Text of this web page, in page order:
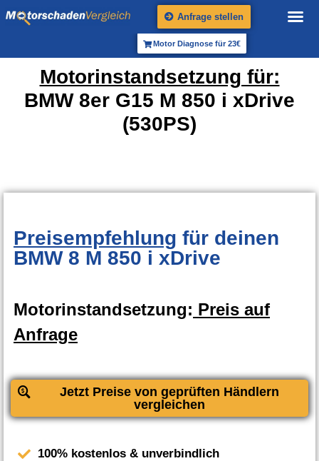
Anfrage stellen
Motor Diagnose für 23€
Motorinstandsetzung für:
BMW 8er G15 M 850 i xDrive
(530PS)
Preisempfehlung für deinen
BMW 8 M 850 i xDrive
Motorinstandsetzung: Preis auf
Anfrage
Jetzt Preise von geprüften Händlern
vergleichen
100% kostenlos & unverbindlich